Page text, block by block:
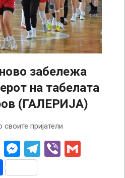
забележа
на табелата
(ГАЛЕРИЈА)
пријатели
WhatsApp
Messenger
Telegram
Viber
Share